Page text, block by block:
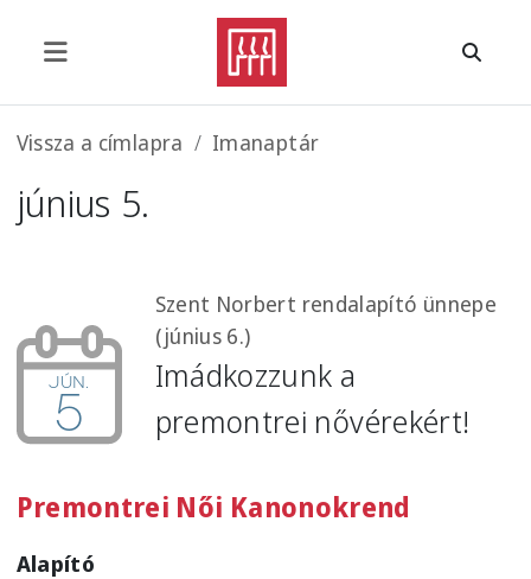
Morzsa
Vissza a címlapra Imanaptár
június 5.
jún.
5
Szent Norbert rendalapító ünnepe
(június 6.)
Imádkozzunk a
premontrei nővérekért!
Premontrei Női Kanonokrend
Alapító